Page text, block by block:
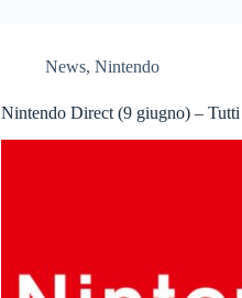
News,Nintendo
Nintendo Direct (9 giugno) –